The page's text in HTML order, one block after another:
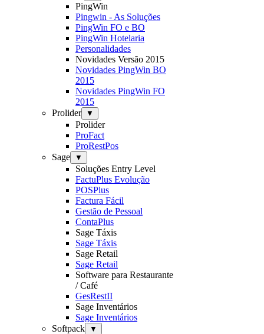
PingWin
Pingwin - As Soluções
PingWin FO e BO
PingWin Hotelaria
Personalidades
Novidades Versão 2015
Novidades PingWin BO
2015
Novidades PingWin FO
2015
Prolider
▼
Prolider
ProFact
ProRestPos
Sage
▼
Soluções Entry Level
FactuPlus Evolução
POSPlus
Factura Fácil
Gestão de Pessoal
ContaPlus
Sage Táxis
Sage Táxis
Sage Retail
Sage Retail
Software para Restaurante
/ Café
GesRestII
Sage Inventários
Sage Inventários
Softpack
▼